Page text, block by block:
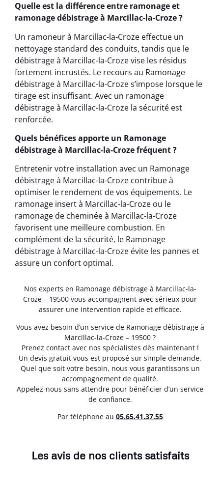
Quelle est la différence entre ramonage et
ramonage débistrage à Marcillac-la-Croze ?
Un ramoneur à Marcillac-la-Croze effectue un
nettoyage standard des conduits, tandis que le
débistrage à Marcillac-la-Croze vise les résidus
fortement incrustés. Le recours au Ramonage
débistrage à Marcillac-la-Croze s’impose lorsque le
tirage est insuffisant. Avec un ramonage
débistrage à Marcillac-la-Croze la sécurité est
renforcée.
Quels bénéfices apporte un Ramonage
débistrage à Marcillac-la-Croze fréquent ?
Entretenir votre installation avec un Ramonage
débistrage à Marcillac-la-Croze contribue à
optimiser le rendement de vos équipements. Le
ramonage insert à Marcillac-la-Croze ou le
ramonage de cheminée à Marcillac-la-Croze
favorisent une meilleure combustion. En
complément de la sécurité, le Ramonage
débistrage à Marcillac-la-Croze évite les pannes et
assure un confort optimal.
Nos experts en Ramonage débistrage à Marcillac-la-
Croze – 19500 vous accompagnent avec sérieux pour
assurer une intervention rapide et efficace.
Vous avez besoin d’un service de Ramonage débistrage à
Marcillac-la-Croze – 19500 ?
Prenez contact avec nos spécialistes dès maintenant !
Un devis gratuit vous est proposé sur simple demande.
Quel que soit votre besoin, nous vous garantissons un
accompagnement de qualité.
Appelez-nous sans attendre pour bénéficier d’un service
de confiance.
Par téléphone au 05.65.41.37.55
Les avis de nos clients satisfaits